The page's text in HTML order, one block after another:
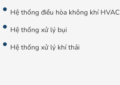
Hệ thống điều hòa không khí HVAC
Hệ thống xử lý bụi
Hệ thống xử lý khí thải